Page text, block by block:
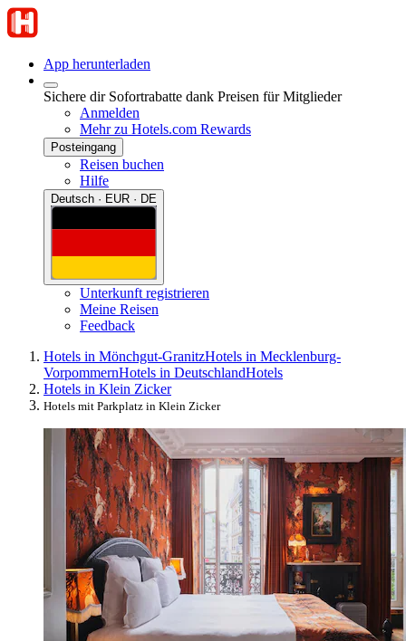
App herunterladen
Sichere dir Sofortrabatte dank Preisen für Mitglieder
Anmelden
Mehr zu Hotels.com Rewards
Posteingang
Reisen buchen
Hilfe
Deutsch · EUR · DE
Unterkunft registrieren
Meine Reisen
Feedback
Hotels in Mönchgut-GranitzHotels in Mecklenburg-
VorpommernHotels in DeutschlandHotels
Hotels in Klein Zicker
Hotels mit Parkplatz in Klein Zicker